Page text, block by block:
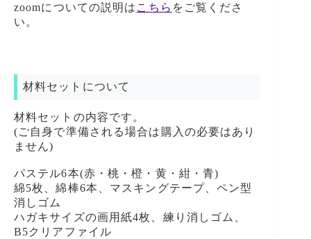
zoomについての説明は こちら をご覧くださ
い。
材料セットについて
材料セットの内容です。
(ご自身で準備される場合は購入の必要はあり
ません)
パステル6本(赤・桃・橙・黄・紺・青)
綿5枚、綿棒6本、マスキングテープ、ペン型
消しゴム
ハガキサイズの画用紙4枚、練り消しゴム、
B5クリアファイル